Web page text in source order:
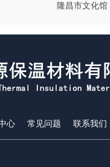
隆昌市文化馆
心 常见问题 联系我们